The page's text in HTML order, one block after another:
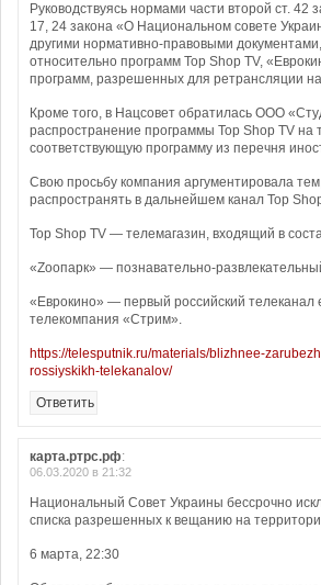
Руководствуясь нормами части второй ст.
17, 24 закона «О Национальном совете
другими нормативно-правовыми
относительно программ Top Shop TV,
программ, разрешенных для ретрансляции
Кроме того, в Нацсовет обратилась ООО
распространение программы Top Shop TV на
соответствующую программу из перечня
Свою просьбу компания аргументировала
распространять в дальнейшем канал Top
Top Shop TV — телемагазин, входящий в
«Zоопарк» — познавательно-
«Еврокино» — первый российский телеканал
телекомпания «Стрим».
https://telesputnik.ru/materials/blizhnee-
rossiyskikh-telekanalov/
Ответить
карта.ртрс.рф:
06.03.2020 в 21:32
Национальный Совет Украины бессрочно
списка разрешенных к вещанию на
6 марта, 22:30